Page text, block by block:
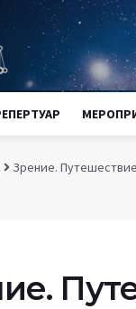
Зрение.